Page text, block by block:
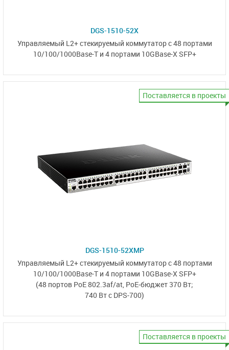
DGS-1510-52X
Управляемый L2+ стекируемый коммутатор с 48 портами
10/100/1000Base-Tи 4 портами 10GBase-X SFP+
Поставляется в проекты
DGS-1510-52XMP
Управляемый L2+ стекируемый коммутатор с48 портами
10/100/1000Base-Tи 4 портами 10GBase-X SFP+
(48 портов PoE 802.3af/at, PoE‑бюджет 370 Вт;
740 Вт с DPS‑700)
Поставляется в проекты